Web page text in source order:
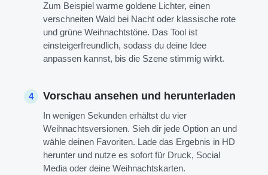
Zum Beispiel warme goldene Lichter, einen
verschneiten Wald bei Nacht oder klassische rote
und grüne Weihnachtstöne. Das Tool ist
einsteigerfreundlich, sodass du deine Idee
anpassen kannst, bis die Szene stimmig wirkt.
4 Vorschau ansehen und herunterladen
In wenigen Sekunden erhältst du vier
Weihnachtsversionen. Sieh dir jede Option an und
wähle deinen Favoriten. Lade das Ergebnis in HD
herunter und nutze es sofort für Druck, Social
Media oder deine Weihnachtskarten.